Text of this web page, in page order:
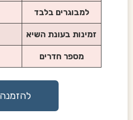
למבוגרים בלבד
זמינות בעונת השיא
מספר חדרים
להזמנה